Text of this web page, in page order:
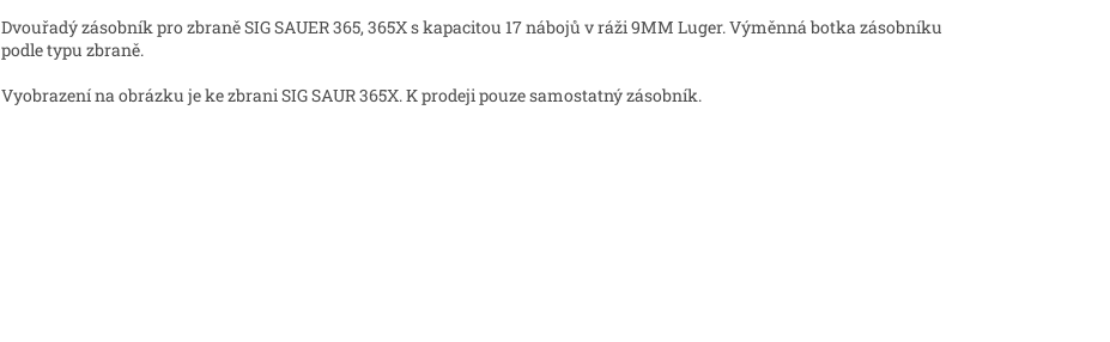
Dvouřadý zásobník pro zbraně SIG SAUER 365, 365X s kapacitou 17 nábojů v ráži 9MM Luger. Výměnná botka zásobníku
podle typu zbraně.
Vyobrazení na obrázku je ke zbrani SIG SAUR 365X. K prodeji pouze samostatný zásobník.